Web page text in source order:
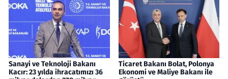
Sanayi ve Teknoloji Bakanı
Kacır: 23 yılda ihracatımızı 36
Ticaret Bakanı Bolat, Polonya
Ekonomi ve Maliye Bakanı ile